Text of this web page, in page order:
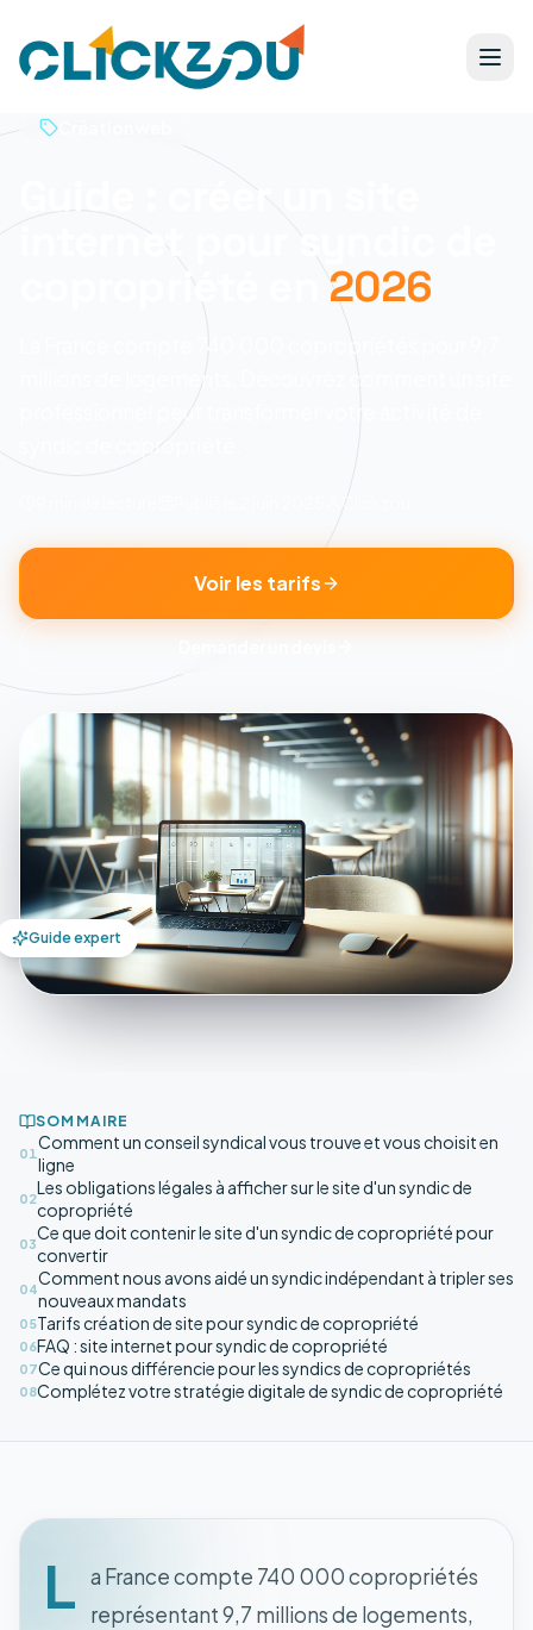
Guide : créer un site
internet pour syndic de
copropriété en
2026
La France compte 740 000 copropriétés pour 9,7
millions de logements. Découvrez comment un site
professionnel peut transformer votre activité de
syndic de copropriété.
Clickzou
Voir les tarifs
Guide expert
SOMMAIRE
01
Comment un conseil syndical vous trouve et vous choisit en
ligne
02
Les obligations légales à afficher sur le site d'un syndic de
copropriété
03
Ce que doit contenir le site d'un syndic de copropriété pour
convertir
04
Comment nous avons aidé un syndic indépendant à tripler ses
nouveaux mandats
05Tarifs création de site pour syndic de copropriété
06FAQ : site internet pour syndic de copropriété
07Ce qui nous différencie pour les syndics de copropriétés
08Complétez votre stratégie digitale de syndic de copropriété
L a France compte 740 000 copropriétés
représentant 9,7 millions de logements,